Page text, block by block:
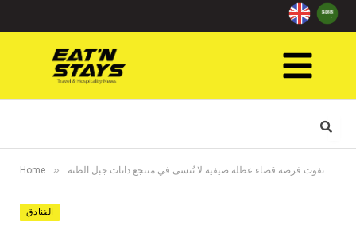
Home » لا تفوت فرصة قضاء عطلة صيفية لا تُنسى في منتجع دانات جبل الظنة
الفنادق